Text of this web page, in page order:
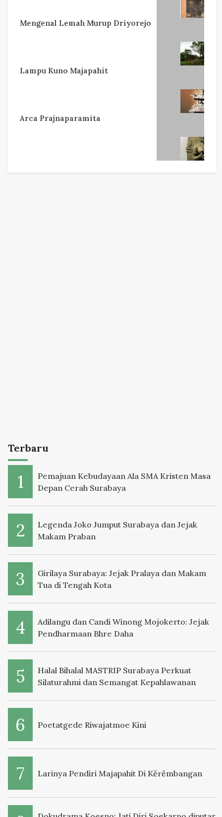
Mengenal Lemah Murup Driyorejo
Lampu Kuno Majapahit
Arca Prajnaparamita
Terbaru
Pemajuan Kebudayaan Ala SMA Kristen Masa
Depan Cerah Surabaya
Legenda Joko Jumput Surabaya dan Jejak
Makam Praban
Girilaya Surabaya: Jejak Pralaya dan Makam
Tua di Tengah Kota
Adilangu dan Candi Winong Mojokerto: Jejak
Pendharmaan Bhre Daha
Halal Bihalal MASTRIP Surabaya Perkuat
Silaturahmi dan Semangat Kepahlawanan
Poetatgede Riwajatmoe Kini
Larinya Pendiri Majapahit Di Kěrěmbangan